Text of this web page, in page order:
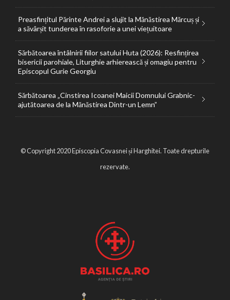
Preasfințitul Părinte Andrei a slujit la Mănăstirea Mărcuș și
a săvârșit tunderea în rasoforie a unei viețuitoare
Sărbătoarea întâlnirii fiilor satului Huta (2026): Resfințirea
bisericii parohiale, Liturghie arhierească și omagiu pentru
Episcopul Gurie Georgiu
Sărbătoarea „Cinstirea Icoanei Maicii Domnului Grabnic-
ajutătoarea de la Mănăstirea Dintr-un Lemn”
© Copyright 2020 Episcopia Covasnei și Harghitei. Toate drepturile
rezervate.